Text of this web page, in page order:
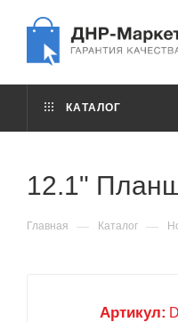
КАТАЛОГ
12.1"
Главная — Каталог —
Артикул: